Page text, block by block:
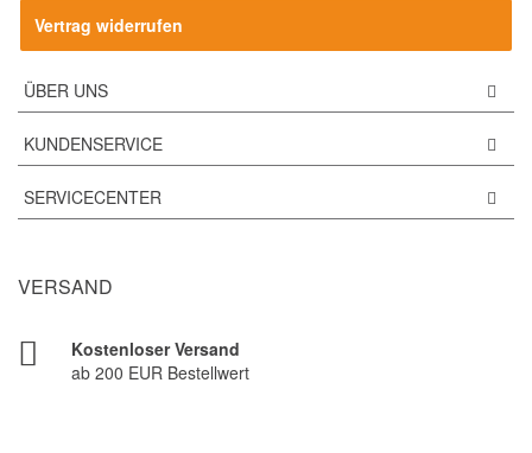
Vertrag widerrufen
ÜBER UNS
KUNDENSERVICE
SERVICECENTER
VERSAND
Kostenloser Versand
ab 200 EUR Bestellwert